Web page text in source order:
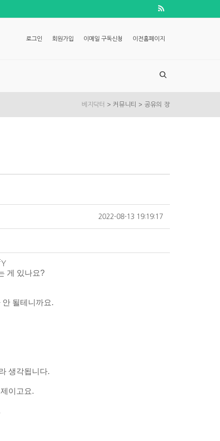
로그인 회원가입 이메일 구독신청 이전홈페이지
베지닥터 > 커뮤니티 > 공유의 장
2022-08-13 19:19:17
게 있나요?
될테니까요.
생각됩니다.
이고요.